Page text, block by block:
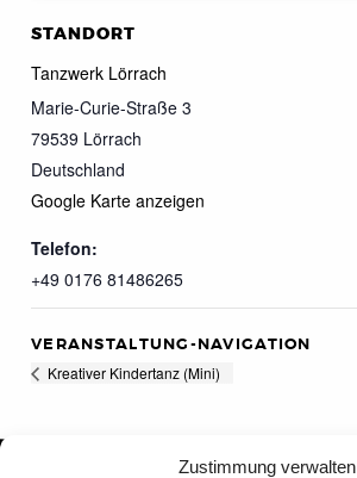
Zustimmung verwalten
STANDORT
Tanzwerk Lörrach
Marie-Curie-Straße 3
79539 Lörrach
Deutschland
Google Karte anzeigen
Telefon:
+49 0176 81486265
VERANSTALTUNG-NAVIGATION
Kreativer Kindertanz (Mini)